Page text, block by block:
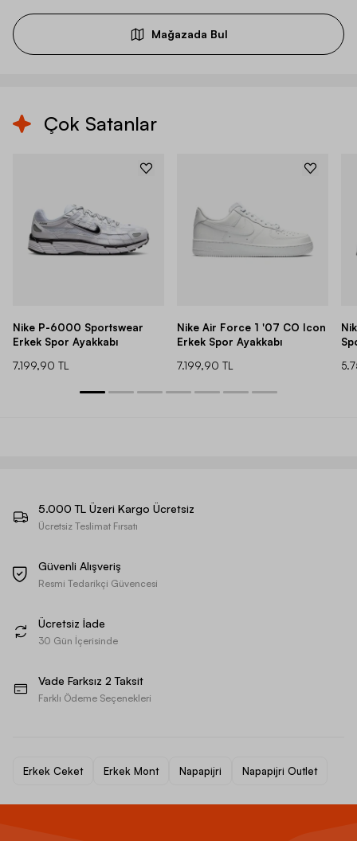
Mağazada Bul
Çok Satanlar
Nike P-6000 Sportswear
Erkek Spor Ayakkabı
7.199,90 TL
Nike Air Force 1 '07 CO Icon
Erkek Spor Ayakkabı
7.199,90 TL
5.000 TL Üzeri Kargo Ücretsiz
Ücretsiz Teslimat Fırsatı
Güvenli Alışveriş
Resmi Tedarikçi Güvencesi
Ücretsiz İade
30 Gün İçerisinde
Vade Farksız 2 Taksit
Farklı Ödeme Seçenekleri
Erkek Ceket Erkek Mont Napapijri Napapijri Outlet